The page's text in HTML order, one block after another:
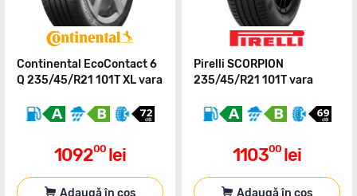
Continental EcoContact 6
Q 235/45/R21 101T XL vara
109200 lei
Adaugă în coș
Pirelli SCORPION
235/45/R21 101T vara
110300 lei
Adaugă în coș